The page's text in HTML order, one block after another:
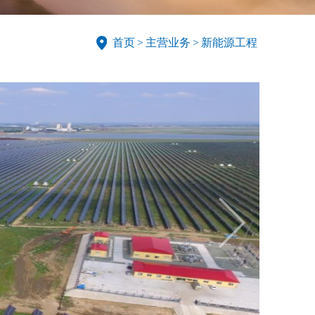
首页 > 主营业务 > 新能源工程